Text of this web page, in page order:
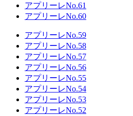
アプリーレNo.61
アプリーレNo.60
アプリーレNo.59
アプリーレNo.58
アプリーレNo.57
アプリーレNo.56
アプリーレNo.55
アプリーレNo.54
アプリーレNo.53
アプリーレNo.52